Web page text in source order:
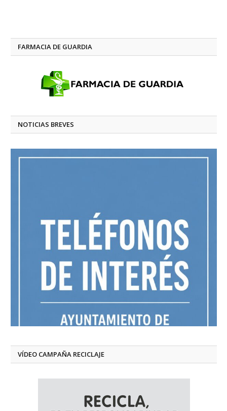
FARMACIA DE GUARDIA
NOTICIAS BREVES
VÍDEO CAMPAÑA RECICLAJE